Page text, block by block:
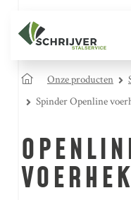
Onze producten
Spinder Openline
VOERHEK